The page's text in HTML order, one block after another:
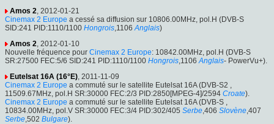
Amos 2 , 2012-01-21
Cinemax 2 Europe a cessé sa diffusion sur 10806.00MHz, pol.H (DVB-S
SID:241 PID:1110/1100 Hongrois ,1106 Anglais)
Amos 2 , 2012-01-10
Nouvelle fréquence pour Cinemax 2 Europe: 10842.00MHz, pol.H (DVB-S
SR:27500 FEC:5/6 SID:241 PID:1110/1100 Hongrois ,1106 Anglais- PowerVu+).
Eutelsat 16A (16°E) , 2011-11-09
Cinemax 2 Europe a commuté sur le satellite Eutelsat 16A (DVB-S2 ,
11509.67MHz, pol.H SR:30000 FEC:2/3 PID:2850[MPEG-4]/2594 Croate).
Cinemax 2 Europe a commuté sur le satellite Eutelsat 16A (DVB-S ,
10834.00MHz, pol.V SR:30000 FEC:3/4 PID:302/405 Serbe ,406 Slovène ,407
Serbe ,502 Bulgare).